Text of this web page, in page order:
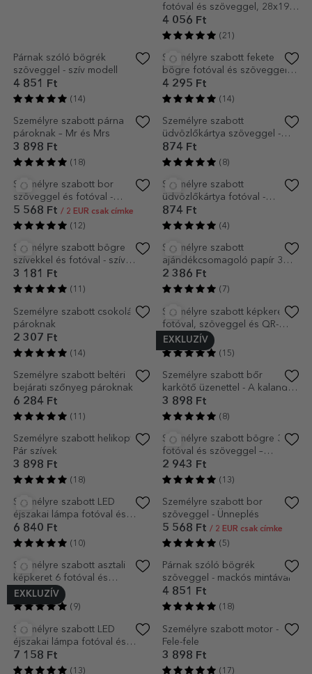
fotóval és szöveggel, 28x19
cm - Édes emlékek
4 056 Ft
(21)
Párnak szóló bögrék
szöveggel - szív modell
4 851 Ft
Személyre szabott fekete
bögre fotóval és szöveggel -
2 lélek
4 295 Ft
Személyre szabott párna
pároknak – Mr és Mrs
3 898 Ft
(18)
Személyre szabott
üdvözlőkártya szöveggel -
Szerelmes levél
874 Ft
(8)
Személyre szabott bor
szöveggel és fotóval -
(12)
Személyre szabott
üdvözlőkártya fotóval -